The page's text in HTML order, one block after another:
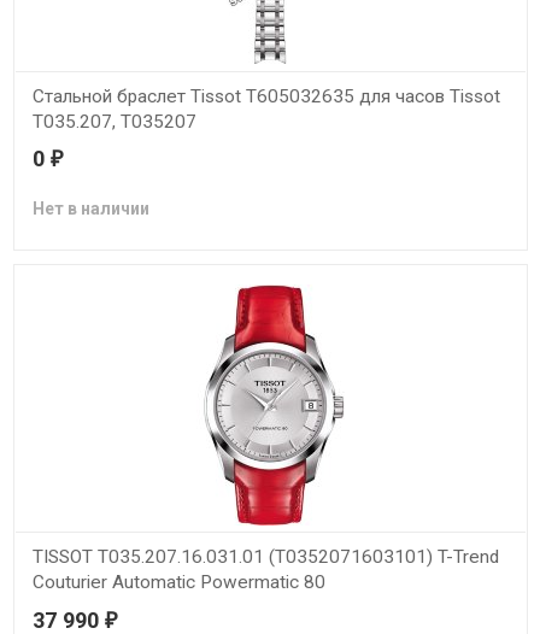
Стальной браслет Tissot T605032635 для часов Tissot
T035.207, T035207
Оригинальный стальной браслет Tissot T605032635 для часов
0 ₽
Нет в наличии
TISSOT T035.207.16.031.01 (T0352071603101) T-Trend
Couturier Automatic Powermatic 80
37 990 ₽